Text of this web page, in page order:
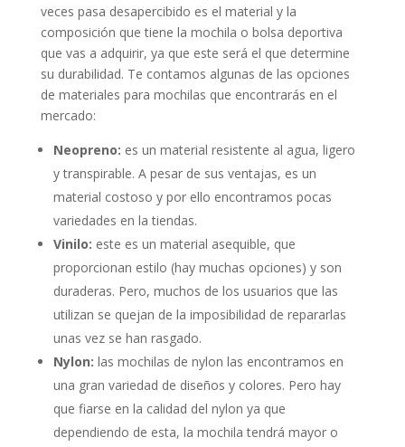
veces pasa desapercibido es el material y la
composición que tiene la mochila o bolsa deportiva
que vas a adquirir, ya que este será el que determine
su durabilidad. Te contamos algunas de las opciones
de materiales para mochilas que encontrarás en el
mercado:
Neopreno: es un material resistente al agua, ligero
y transpirable. A pesar de sus ventajas, es un
material costoso y por ello encontramos pocas
variedades en la tiendas.
Vinilo: este es un material asequible, que
proporcionan estilo (hay muchas opciones) y son
duraderas. Pero, muchos de los usuarios que las
utilizan se quejan de la imposibilidad de repararlas
unas vez se han rasgado.
Nylon: las mochilas de nylon las encontramos en
una gran variedad de diseños y colores. Pero hay
que fiarse en la calidad del nylon ya que
dependiendo de esta, la mochila tendrá mayor o